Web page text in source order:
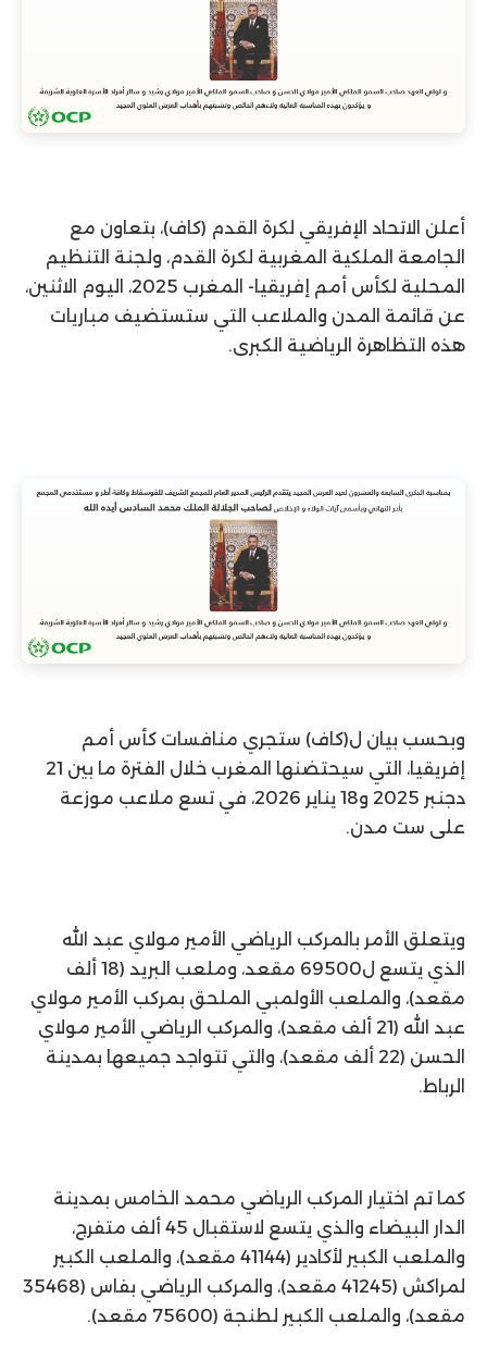
أعلن الاتحاد الإفريقي لكرة القدم (كاف)، بتعاون مع
الجامعة الملكية المغربية لكرة القدم، ولجنة التنظيم
المحلية لكأس أمم إفريقيا- المغرب 2025، اليوم الاثنين،
عن قائمة المدن والملاعب التي ستستضيف مباريات
هذه التظاهرة الرياضية الكبرى.
وبحسب بيان ل(كاف) ستجري منافسات كأس أمم
إفريقيا، التي سيحتضنها المغرب خلال الفترة ما بين 21
دجنبر 2025 و18 يناير 2026، في تسع ملاعب موزعة
على ست مدن.
ويتعلق الأمر بالمركب الرياضي الأمير مولاي عبد الله
الذي يتسع ل69500 مقعد، وملعب البريد (18 ألف
مقعد)، والملعب الأولمبي الملحق بمركب الأمير مولاي
عبد الله (21 ألف مقعد)، والمركب الرياضي الأمير مولاي
الحسن (22 ألف مقعد)، والتي تتواجد جميعها بمدينة
الرباط.
كما تم اختيار المركب الرياضي محمد الخامس بمدينة
الدار البيضاء والذي يتسع لاستقبال 45 ألف متفرج،
والملعب الكبير لأكادير (41144 مقعد)، والملعب الكبير
لمراكش (41245 مقعد)، والمركب الرياضي بفاس (35468
مقعد)، والملعب الكبير لطنجة (75600 مقعد).